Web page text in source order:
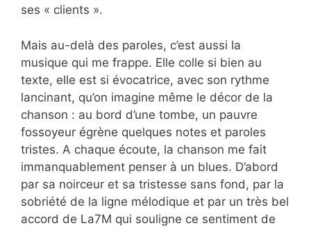
ses « clients ».
Mais au-delà des paroles, c’est aussi la
musique qui me frappe. Elle colle si bien au
texte, elle est si évocatrice, avec son rythme
lancinant, qu’on imagine même le décor de la
chanson : au bord d’une tombe, un pauvre
fossoyeur égrène quelques notes et paroles
tristes. A chaque écoute, la chanson me fait
immanquablement penser à un blues. D’abord
par sa noirceur et sa tristesse sans fond, par la
sobriété de la ligne mélodique et par un très bel
accord de La7M qui souligne ce sentiment de